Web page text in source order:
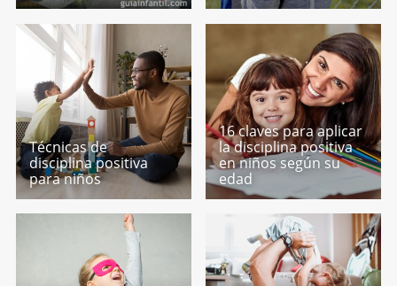
Técnicas de
disciplina positiva
para niños
16 claves para aplicar
la disciplina positiva
en niños según su
edad